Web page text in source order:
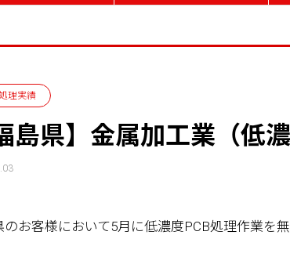
理実績
島県】金属加工業（低
のお客様において5月に低濃度PCB処理作業を